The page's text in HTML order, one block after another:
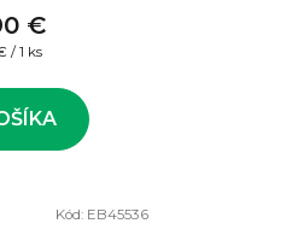
€
/ 1 ks
Kód: EB45536